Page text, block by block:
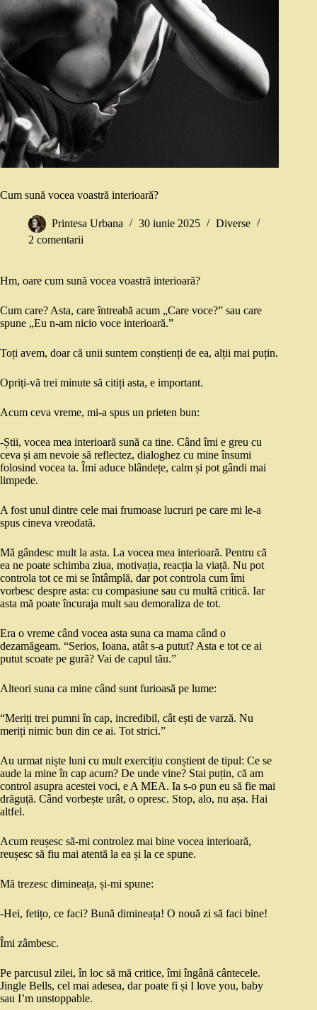
Cum sună vocea voastră interioară?
Printesa Urbana 30 iunie 2025
Diverse
2 comentarii
Hm, oare cum sună vocea voastră interioară?
Cum care? Asta, care întreabă acum „Care voce?” sau care
spune „Eu n-am nicio voce interioară.”
Toți avem, doar că unii suntem conștienți de ea, alții mai puțin.
Opriți-vă trei minute să citiți asta, e important.
Acum ceva vreme, mi-a spus un prieten bun:
-Știi, vocea mea interioară sună ca tine. Când îmi e greu cu
ceva și am nevoie să reflectez, dialoghez cu mine însumi
folosind vocea ta. Îmi aduce blândețe, calm și pot gândi mai
limpede.
A fost unul dintre cele mai frumoase lucruri pe care mi le-a
spus cineva vreodată.
Mă gândesc mult la asta. La vocea mea interioară. Pentru că
ea ne poate schimba ziua, motivația, reacția la viață. Nu pot
controla tot ce mi se întâmplă, dar pot controla cum îmi
vorbesc despre asta: cu compasiune sau cu multă critică. Iar
asta mă poate încuraja mult sau demoraliza de tot.
Era o vreme când vocea asta suna ca mama când o
dezamăgeam. “Serios, Ioana, atât s-a putut? Asta e tot ce ai
putut scoate pe gură? Vai de capul tău.”
Alteori suna ca mine când sunt furioasă pe lume:
“Meriți trei pumni în cap, incredibil, cât ești de varză. Nu
meriți nimic bun din ce ai. Tot strici.”
Au urmat niște luni cu mult exercițiu conștient de tipul: Ce se
aude la mine în cap acum? De unde vine? Stai puțin, că am
control asupra acestei voci, e A MEA. Ia s-o pun eu să fie mai
drăguță. Când vorbește urât, o opresc. Stop, alo, nu așa. Hai
altfel.
Acum reușesc să-mi controlez mai bine vocea interioară,
reușesc să fiu mai atentă la ea și la ce spune.
Mă trezesc dimineața, și-mi spune:
-Hei, fetițo, ce faci? Bună dimineața! O nouă zi să faci bine!
Îmi zâmbesc.
Pe parcusul zilei, în loc să mă critice, îmi îngână cântecele.
Jingle Bells, cel mai adesea, dar poate fi și I love you, baby
sau I’m unstoppable.